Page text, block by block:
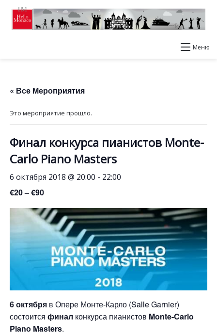
Меню
« Все Мероприятия
Это мероприятие прошло.
Финал конкурса пианистов Monte-
Carlo Piano Masters
6 октября 2018 @ 20:00 - 22:00
€20 – €90
6 октября в Опере Монте-Карло (Salle Garnier)
состоится финал конкурса пианистов Monte-Carlo
Piano Masters.